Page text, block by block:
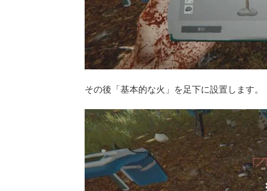
その後「基本的な火」を足下に設置します。